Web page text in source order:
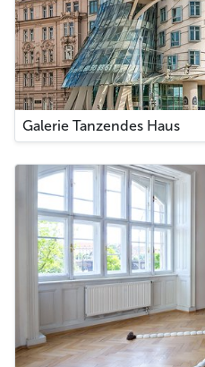
Galerie Tanzendes Haus